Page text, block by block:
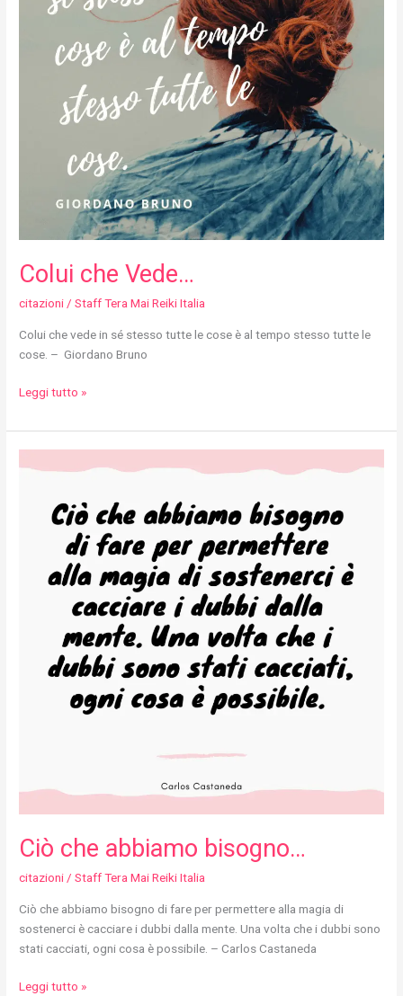
Colui che Vede…
citazioni /Staff Tera Mai Reiki Italia
Colui che vede in sé stesso tutte le cose è al tempo stesso tutte le
cose. – Giordano Bruno
Leggi tutto »
Ciò che abbiamo bisogno…
citazioni /Staff Tera Mai Reiki Italia
Ciò che abbiamo bisogno di fare per permettere alla magia di
sostenerci è cacciare i dubbi dalla mente. Una volta che i dubbi sono
stati cacciati, ogni cosa è possibile. – Carlos Castaneda
bisogno…
Leggi tutto »